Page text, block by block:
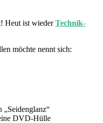
Heut ist wiederTechnik-
möchte nennt sich:
„Seidenglanz“
DVD-Hülle